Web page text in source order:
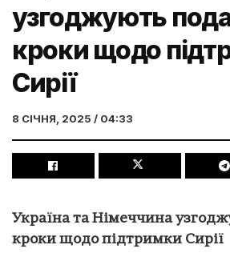
узгоджують
кроки щодо
Сирії
8 СІЧНЯ, 2025 / 04:33
Україна та Німеччина
кроки щодо підтримки Сирії